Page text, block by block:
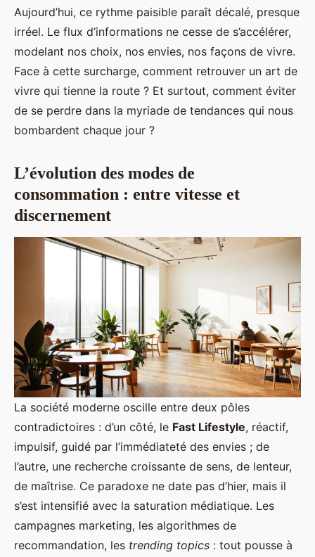
Aujourd’hui, ce rythme paisible paraît décalé, presque
irréel. Le flux d’informations ne cesse de s’accélérer,
modelant nos choix, nos envies, nos façons de vivre.
Face à cette surcharge, comment retrouver un art de
vivre qui tienne la route ? Et surtout, comment éviter
de se perdre dans la myriade de tendances qui nous
bombardent chaque jour ?
L’évolution des modes de
consommation : entre vitesse et
discernement
La société moderne oscille entre deux pôles
contradictoires : d’un côté, le Fast Lifestyle, réactif,
impulsif, guidé par l’immédiateté des envies ; de
l’autre, une recherche croissante de sens, de lenteur,
de maîtrise. Ce paradoxe ne date pas d’hier, mais il
s’est intensifié avec la saturation médiatique. Les
campagnes marketing, les algorithmes de
recommandation, les trending topics : tout pousse à